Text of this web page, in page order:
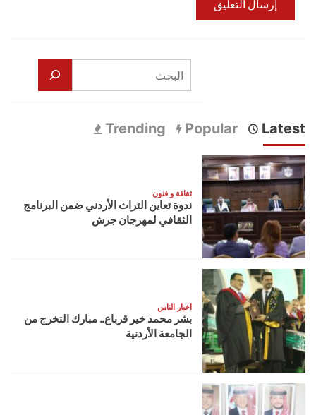
البحث
Latest
Popular
Trending
ثقافة و فنون
ندوة تعاين التراث الأردني ضمن البرنامج
الثقافي لمهرجان جرش
اخبار الناس
بشر محمد خير قرباع.. مبارك التخرج من
الجامعة الأردنية